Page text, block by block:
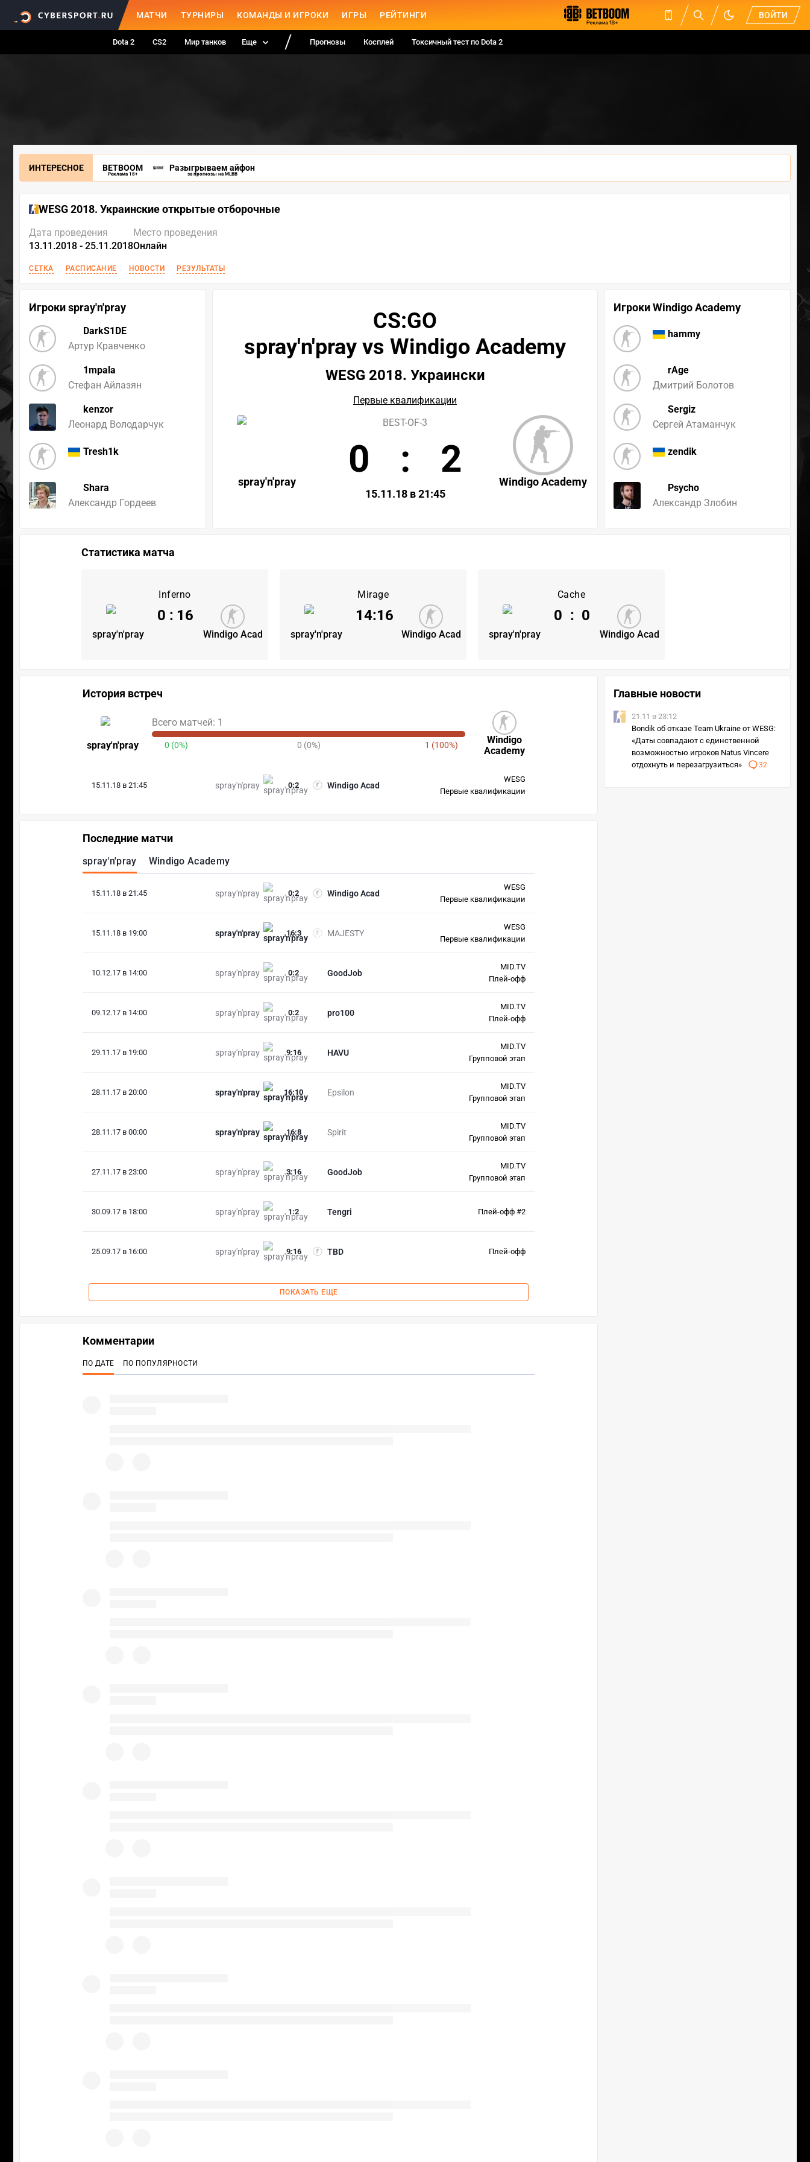
МАТЧИ ТУРНИРЫ КОМАНДЫ И ИГРОКИ ИГРЫ РЕЙТИНГИ ВОЙТИ
Dota 2 CS2 Мир танков Еще Прогнозы Косплей Токсичный тест по Dota 2
ИНТЕРЕСНОЕ BETBOOM
Реклама 18+
Разыгрываем айфон
за прогнозы на MLBB
WESG 2018. Украинские открытые отборочные
Дата проведения
13.11.2018 - 25.11.2018
Место проведения
Онлайн
СЕТКА РАСПИСАНИЕ НОВОСТИ РЕЗУЛЬТАТЫ
Игроки spray'n'pray
DarkS1DE
Артур Кравченко
1mpala
Стефан Айлазян
kenzor
Леонард Володарчук
Tresh1k
Shara
Александр Гордеев
Игроки Windigo Academy
hammy
rAge
Дмитрий Болотов
Sergiz
Сергей Атаманчук
zendik
Psycho
Александр Злобин
CS:GO
spray'n'pray vs Windigo Academy
WESG 2018. Украински
Первые квалификации
spray'n'pray Windigo Academy
BEST-OF-3
0 : 2
15.11.18 в 21:45
Статистика матча
Inferno
spray'n'pray Windigo Acad
0 : 16
Mirage
spray'n'pray Windigo Acad
14:16
Cache
spray'n'pray Windigo Acad
0 : 0
История встреч
spray'n'pray
Windigo
Academy
Всего матчей: 1
0 (0%) 0 (0%) 1 (100%)
15.11.18 в 21:45 spray'n'pray Windigo Acad
0:2
WESG
Первые квалификации
Последние матчи
spray'n'pray Windigo Academy
15.11.18 в 21:45 spray'n'pray Windigo Acad
0:2
WESG
Первые квалификации
15.11.18 в 19:00 spray'n'pray MAJESTY
16:3
WESG
Первые квалификации
10.12.17 в 14:00 spray'n'pray GoodJob
0:2
MID.TV
Плей-офф
09.12.17 в 14:00 spray'n'pray pro100
0:2
MID.TV
Плей-офф
29.11.17 в 19:00 spray'n'pray HAVU
9:16
MID.TV
Групповой этап
28.11.17 в 20:00 spray'n'pray Epsilon
16:10
MID.TV
Групповой этап
28.11.17 в 00:00 spray'n'pray Spirit
16:8
MID.TV
Групповой этап
27.11.17 в 23:00 spray'n'pray GoodJob
3:16
MID.TV
Групповой этап
30.09.17 в 18:00 spray'n'pray Tengri
1 :2 Плей-офф #2
25.09.17 в 16:00 spray'n'pray TBD
9:16 Плей-офф
ПОКАЗАТЬ ЕЩЕ
Главные новости
21.11 в 23:12
Bondik об отказе Team Ukraine от WESG:
«Даты совпадают с единственной
возможностью игроков Natus Vincere
отдохнуть и перезагрузиться»
32
Комментарии
ПО ДАТЕ ПО ПОПУЛЯРНОСТИ